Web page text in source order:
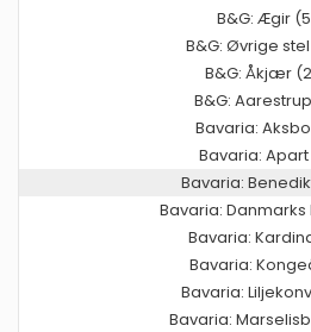
B&G: Ægir
B&G: Øvrige
B&G: Åkjær
B&G:
Bavaria:
Bavaria:
Bavaria:
Bavaria: Danmarks
Bavaria:
Bavaria:
Bavaria:
Bavaria: